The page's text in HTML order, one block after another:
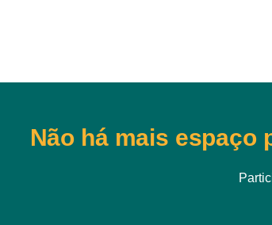
Não há mais espaço